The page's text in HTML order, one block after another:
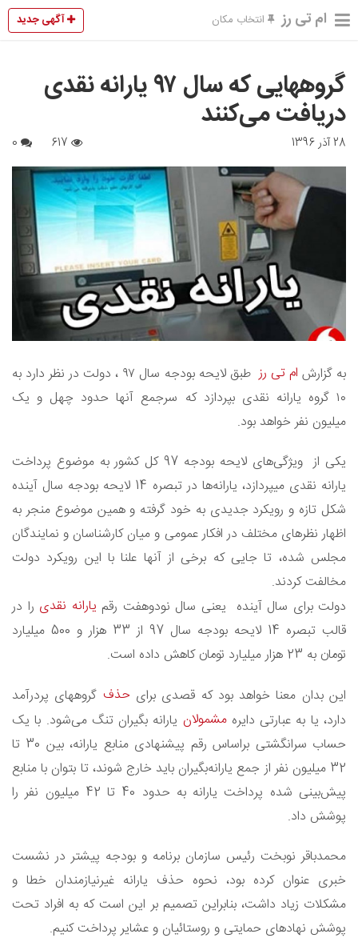
ام تی رز انتخاب مکان آگهی جدید
گروههایی که سال ۹۷ یارانه نقدی
دریافت می‌کنند
28 آذر 1396
به گزارش ام تی رز
طبق لایحه بودجه سال ۹۷ ، دولت در نظر دارد به
۱۰ گروه یارانه نقدی بپردازد که سرجمع آنها حدود چهل و یک
میلیون نفر خواهد بود.
یکی از ویژگی‌های لایحه بودجه 97 کل کشور به موضوع پرداخت
یارانه نقدی میپردازد، یارانه‌ها در تبصره 14 لایحه بودجه سال آینده
شکل تازه و رویکرد جدیدی به خود گرفته و همین موضوع منجر به
اظهار نظرهای مختلف در افکار عمومی و میان کارشناسان و نمایندگان
مجلس شده، تا جایی که برخی از آنها علنا با این رویکرد دولت
مخالفت کردند.
دولت برای سال آینده یعنی سال نودوهفت رقم یارانه نقدی را در
قالب تبصره 14 لایحه بودجه سال 97 از 33 هزار و 500 میلیارد
تومان به 23 هزار میلیارد تومان کاهش داده است.
این بدان معنا خواهد بود که قصدی برای حذف گروههای پردرآمد
دارد، یا به عبارتی دایرهمشمولان یارانه بگیران تنگ می‌شود. با یک
حساب سرانگشتی براساس رقم پیشنهادی منابع یارانه، بین 30 تا
32 میلیون نفر از جمع یارانه‌بگیران باید خارج شوند، تا بتوان با منابع
پیش‌بینی شده پرداخت یارانه به حدود 40 تا 42 میلیون نفر را
پوشش داد.
محمدباقر نوبخت رئیس سازمان برنامه و بودجه پیشتر در نشست
خبری عنوان کرده بود، نحوه حذف یارانه غیرنیازمندان خطا و
مشکلات زیاد داشت، بنابراین تصمیم بر این است که به افراد تحت
پوشش نهادهای حمایتی و روستائیان و عشایر پرداخت کنیم.